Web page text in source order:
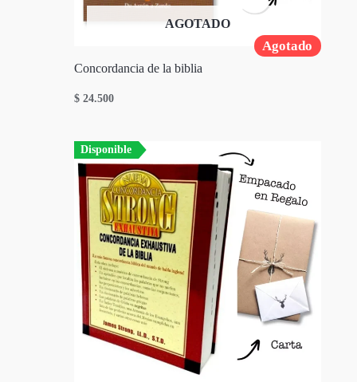
Agotado
AGOTADO
Concordancia de la biblia
$ 24.500
Disponible